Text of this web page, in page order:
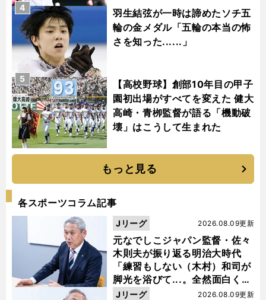
羽生結弦が一時は諦めたソチ五
輪の金メダル「五輪の本当の怖
さを知った......」
4
【高校野球】創部10年目の甲子
園初出場がすべてを変えた 健大
高崎・青栁監督が語る「機動破
壊」はこうして生まれた
5
もっと見る
各スポーツコラム記事
元なでしこジャパン監督・佐々
木則夫が振り返る明治大時代
「練習もしない（木村）和司が
脚光を浴びて...。全然面白くな
い４年間でした」
2026.08.09更新
Jリーグ
2026.08.09更新
Jリーグ